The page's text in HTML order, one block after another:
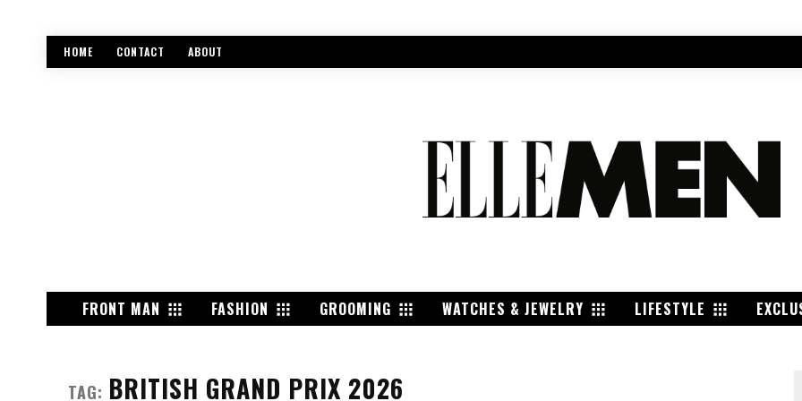
HOME CONTACT ABOUT
FRONT MAN FASHION GROOMING WATCHES & JEWELRY LIFESTYLE
TAG: BRITISH GRAND PRIX 2026